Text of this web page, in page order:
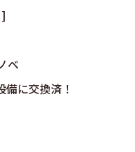
ベ
に交換済！